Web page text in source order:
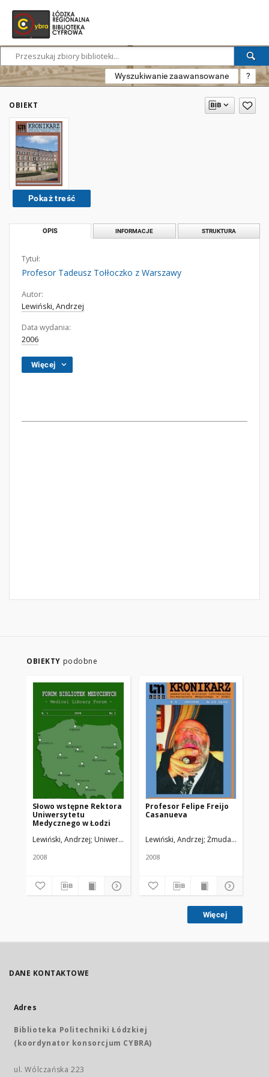
Wyszukiwanie zaawansowane ?
OBIEKT
Pokaż treść
OPIS INFORMACJE STRUKTURA
Tytuł:
Profesor Tadeusz Tołłoczko z Warszawy
Autor:
Lewiński, Andrzej
Data wydania:
2006
Więcej
OBIEKTY podobne
Słowo wstępne Rektora
Uniwersytetu
Medycznego w Łodzi
Lewiński, Andrzej Uniwersytet Medyczny w Łodzi
2008
Profesor Felipe Freijo
Casanueva
Lewiński, Andrzej Żmuda, Ryszard.
2008
Więcej
DANE KONTAKTOWE
Adres
Biblioteka Politechniki Łódzkiej
(koordynator konsorcjum CYBRA)
ul. Wólczańska 223